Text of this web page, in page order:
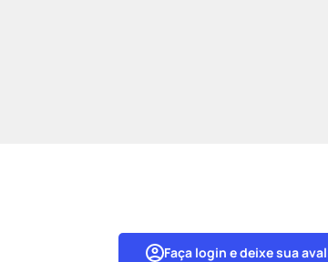
Faça login e deixe sua